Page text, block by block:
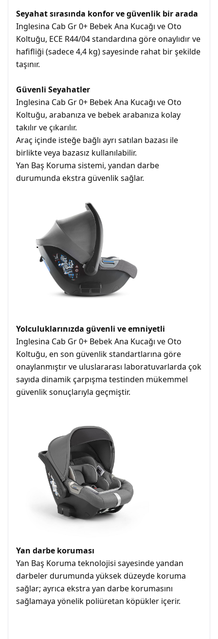
Seyahat sırasında konfor ve güvenlik bir arada
Inglesina Cab Gr 0+ Bebek Ana Kucağı ve Oto
Koltuğu, ECE R44/04 standardına göre onaylıdır ve
hafifliği (sadece 4,4 kg) sayesinde rahat bir şekilde
taşınır.
Güvenli Seyahatler
Inglesina Cab Gr 0+ Bebek Ana Kucağı ve Oto
Koltuğu, arabanıza ve bebek arabanıza kolay
takılır ve çıkarılır.
Araç içinde isteğe bağlı ayrı satılan bazası ile
birlikte veya bazasız kullanılabilir.
Yan Baş Koruma sistemi, yandan darbe
durumunda ekstra güvenlik sağlar.
Yolculuklarınızda güvenli ve emniyetli
Inglesina Cab Gr 0+ Bebek Ana Kucağı ve Oto
Koltuğu, en son güvenlik standartlarına göre
onaylanmıştır ve uluslararası laboratuvarlarda çok
sayıda dinamik çarpışma testinden mükemmel
güvenlik sonuçlarıyla geçmiştir.
Yan darbe koruması
Yan Baş Koruma teknolojisi sayesinde yandan
darbeler durumunda yüksek düzeyde koruma
sağlar; ayrıca ekstra yan darbe korumasını
sağlamaya yönelik poliüretan köpükler içerir.